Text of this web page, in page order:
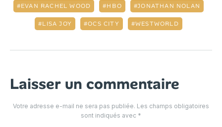
EVAN RACHEL WOOD HBO JONATHAN NOLAN
LISA JOY OCS CITY WESTWORLD
Laisser un commentaire
Votre adresse e-mail ne sera pas publiée. Les champs obligatoires
sont indiqués avec *